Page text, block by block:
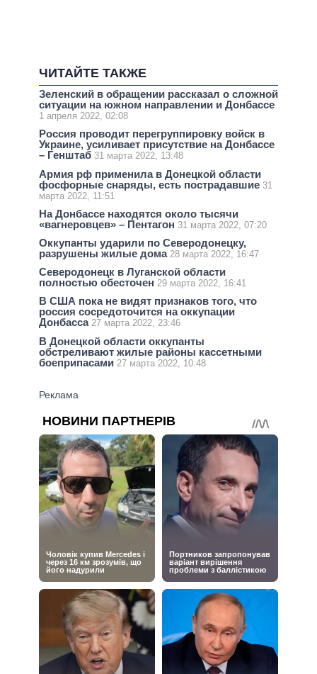
ЧИТАЙТЕ ТАКЖЕ
Зеленский в обращении рассказал о сложной
ситуации на южном направлении и Донбассе
1 апреля 2022, 02:08
Россия проводит перегруппировку войск в
Украине, усиливает присутствие на Донбассе
– Генштаб 31 марта 2022, 13:48
Армия рф применила в Донецкой области
фосфорные снаряды, есть пострадавшие 31
марта 2022, 11:51
На Донбассе находятся около тысячи
«вагнеровцев» – Пентагон 31 марта 2022, 07:20
Оккупанты ударили по Северодонецку,
разрушены жилые дома 28 марта 2022, 16:47
Северодонецк в Луганской области
полностью обесточен 29 марта 2022, 16:41
В США пока не видят признаков того, что
россия сосредоточится на оккупации
Донбасса 27 марта 2022, 23:46
В Донецкой области оккупанты
обстреливают жилые районы кассетными
боеприпасами 27 марта 2022, 10:48